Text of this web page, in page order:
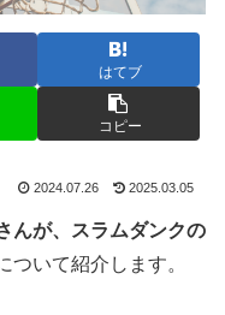
はてブ
コピー
2024.07.26 2025.03.05
んが、スラムダンクの
ついて紹介します。